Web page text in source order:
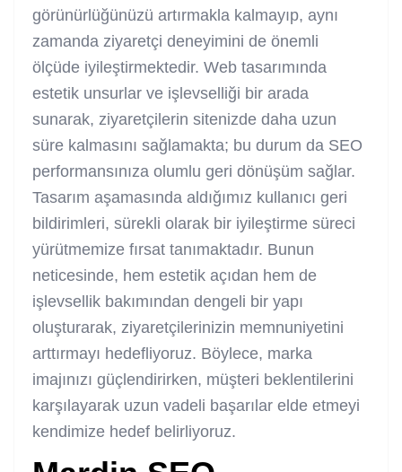
görünürlüğünüzü artırmakla kalmayıp, aynı
zamanda ziyaretçi deneyimini de önemli
ölçüde iyileştirmektedir. Web tasarımında
estetik unsurlar ve işlevselliği bir arada
sunarak, ziyaretçilerin sitenizde daha uzun
süre kalmasını sağlamakta; bu durum da SEO
performansınıza olumlu geri dönüşüm sağlar.
Tasarım aşamasında aldığımız kullanıcı geri
bildirimleri, sürekli olarak bir iyileştirme süreci
yürütmemize fırsat tanımaktadır. Bunun
neticesinde, hem estetik açıdan hem de
işlevsellik bakımından dengeli bir yapı
oluşturarak, ziyaretçilerinizin memnuniyetini
arttırmayı hedefliyoruz. Böylece, marka
imajınızı güçlendirirken, müşteri beklentilerini
karşılayarak uzun vadeli başarılar elde etmeyi
kendimize hedef belirliyoruz.